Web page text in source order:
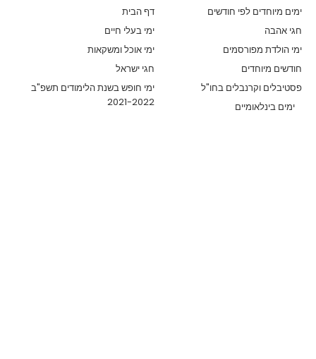
דף הבית
ימים מיוחדים לפי חודשים
ימי בעלי חיים
חגי אהבה
ימי אוכל ומשקאות
ימי הולדת מפורסמים
חגי ישראל
חודשים מיוחדים
ימי חופש בשנת הלימודים תשפ"ב
2021-2022
פסטיבלים וקרנבלים בחו"ל
ימים בינלאומיים